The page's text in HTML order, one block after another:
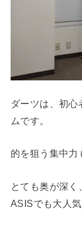
ダーツは、初
ムです。
的を狙う集中力
とても奥が深
ASISでも大人気